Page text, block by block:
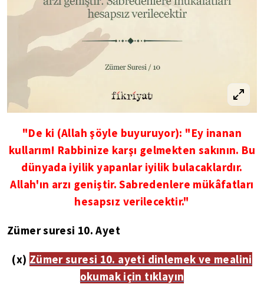
"De ki (Allah şöyle buyuruyor): "Ey inanan
kullarım! Rabbinize karşı gelmekten sakının. Bu
dünyada iyilik yapanlar iyilik bulacaklardır.
Allah'ın arzı geniştir. Sabredenlere mükâfatları
hesapsız verilecektir."
Zümer suresi 10. Ayet
(x) Zümer suresi 10. ayeti dinlemek ve mealini
okumak için tıklayın